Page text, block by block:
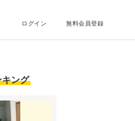
ログイン 無料会員登録
ング